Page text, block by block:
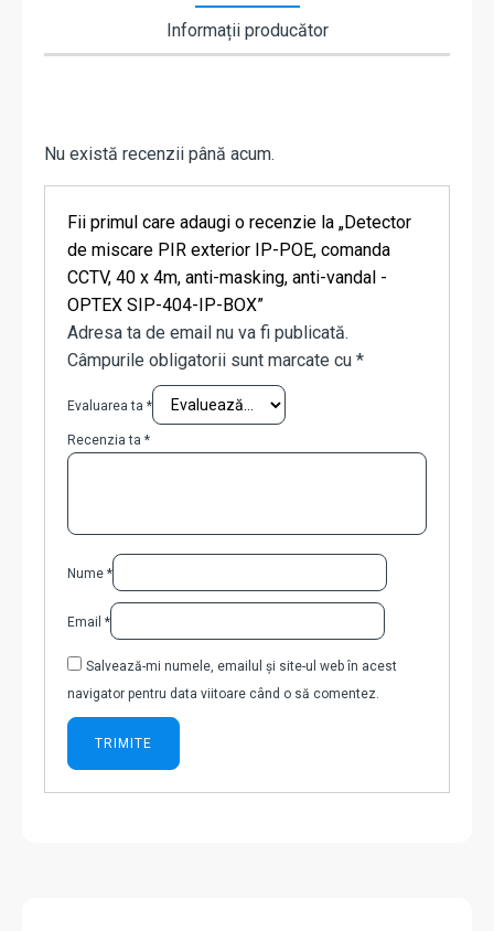
Informații producător
Nu există recenzii până acum.
Fii primul care adaugi o recenzie la „Detector
de miscare PIR exterior IP-POE, comanda
CCTV, 40 x 4m, anti-masking, anti-vandal -
OPTEX SIP-404-IP-BOX”
Adresa ta de email nu va fi publicată.
Câmpurile obligatorii sunt marcate cu *
Evaluarea ta *
Recenzia ta *
Nume *
Email *
Salvează-mi numele, emailul și site-ul web în acest
navigator pentru data viitoare când o să comentez.